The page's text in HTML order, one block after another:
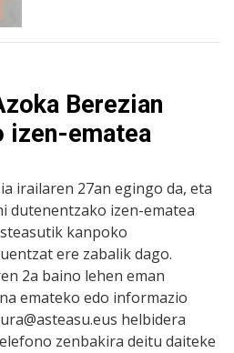
Berezian
izen-ematea
irailaren 27an egingo da, eta
dutenentzako izen-ematea
kanpoko
ere zabalik dago.
2a baino lehen eman
emateko edo informazio
helbidera
zenbakira deitu daiteke